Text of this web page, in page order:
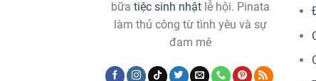
bữa tiệc sinh nhậtlễ hội. Pinata
làm thủ công từ tình yêu và sự
đam mê